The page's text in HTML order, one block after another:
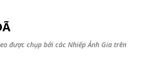
được chụp bởi các Nhiếp Ảnh Gia trên